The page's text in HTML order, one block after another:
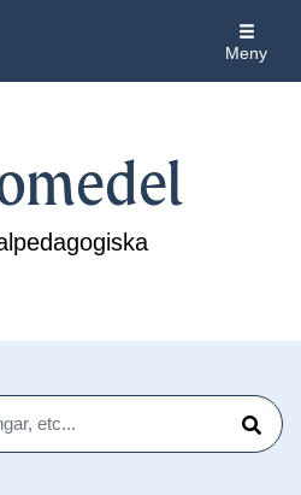
Meny
Sök